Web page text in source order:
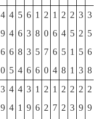
4
9
6
0
4
4
6
5
5
6
8
4
6
3
3
6
1
8
5
6
2
0
7
0
1
6
6
4
2
4
5
8
2
5
1
1
3
2
5
3
3
5
6
8
3
9
4
4
4
1
3
9
1
6
2
2
1
7
2
2
2
3
2
9
2
9